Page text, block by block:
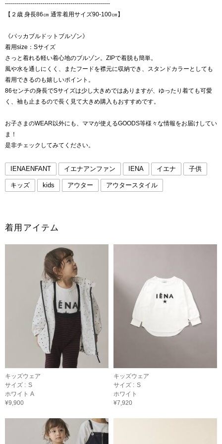
-----------------------------------------------------
【２歳 身長86㎝ 通常着用サイズ90-100㎝】
《パッカブルドットブルゾン》
着用size：Sサイズ
さっと着れる軽い着心地のブルゾン。ZIPで着脱も簡単。
風や水を通しにくく、またフードを襟元に収納でき、スタンドカラーとしても
着用できるのも嬉しいポイント。
86センチの身長でSサイズは少し大きめではありますが、ゆったり着ても可愛
く、袖も止まるので長く見て大きめ購入もおすすめです。
お子さまのWEAR以外にも、ママが使えるGOODS等様々な情報をお届けしてい
ま！
是非チェックしてみてください。
IENAENFANT イエナアンファン IENA イエナ 子供
キッズ kids アウター アウタースタイル
着用アイテム
キッズウェア
サイズ : S
ホワイト A
¥9,900
キッズウェア
サイズ : S
ホワイト
¥7,920